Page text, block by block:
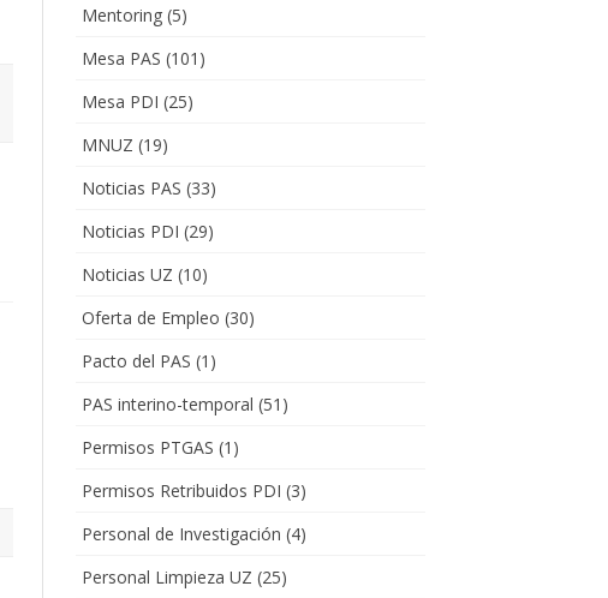
Mentoring(5)
Mesa PAS (101)
Mesa PDI (25)
MNUZ (19)
Noticias PAS (33)
Noticias PDI (29)
Noticias UZ (10)
Oferta de Empleo (30)
Pacto del PAS (1)
PAS interino-temporal (51)
Permisos PTGAS (1)
Permisos Retribuidos PDI (3)
Personal de Investigación (4)
Personal Limpieza UZ (25)